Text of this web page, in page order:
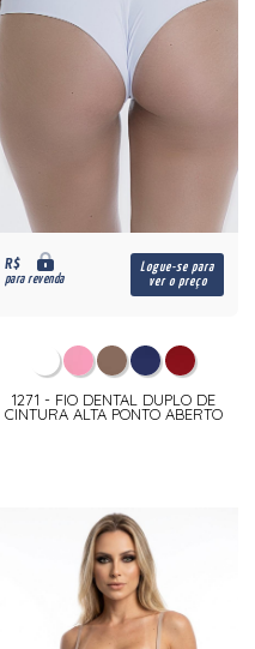
R$
para revenda
Logue-se para
ver o preço
1271 - FIO DENTAL DUPLO DE
CINTURA ALTA PONTO ABERTO